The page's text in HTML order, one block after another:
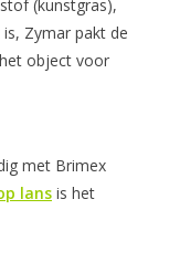
(kunstgras),
Zymar pakt de
object voor
met Brimex
lans is het